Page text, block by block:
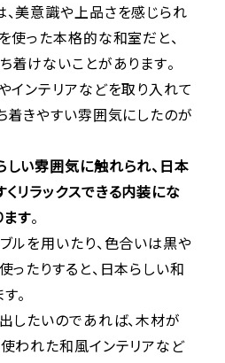
美意識や上品さを感じられ
使った本格的な和室だと、
着けないことがあります。
インテリアなどを取り入れて
着きやすい雰囲気にしたのが
い雰囲気に触れられ、日本
リラックスできる内装にな
ます。
ルを用いたり、色合いは黒や
ったりすると、日本らしい和
。
したいのであれば、木材が
われた和風インテリアなど